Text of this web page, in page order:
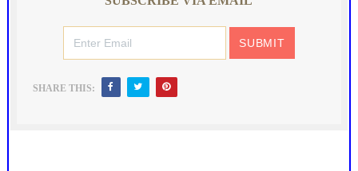
SHARE THIS: